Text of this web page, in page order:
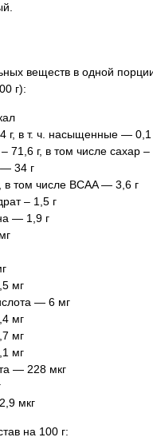
веществ в одной
г):
г, в т. ч. насыщенные — 0,1
71,6 г, в том числе сахар –
— 34 г
в том числе BCAA — 3,6 г
– 1,5 г
— 1,9 г
мг
— 6 мг
мг
мг
мг
— 228 мкг
мкг
на 100 г: